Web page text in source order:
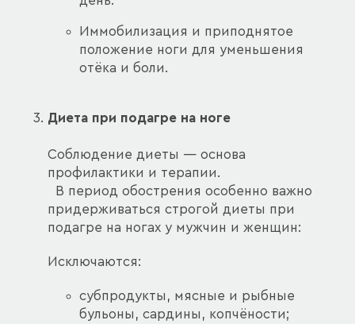
Иммобилизация и приподнятое
положение ноги для уменьшения
отёка и боли.
Диета при подагре на ноге
Соблюдение диеты — основа
профилактики и терапии.
В период обострения особенно важно
придерживаться строгой диеты при
подагре на ногах у мужчин и женщин:
Исключаются:
субпродукты, мясные и рыбные
бульоны, сардины, копчёности;